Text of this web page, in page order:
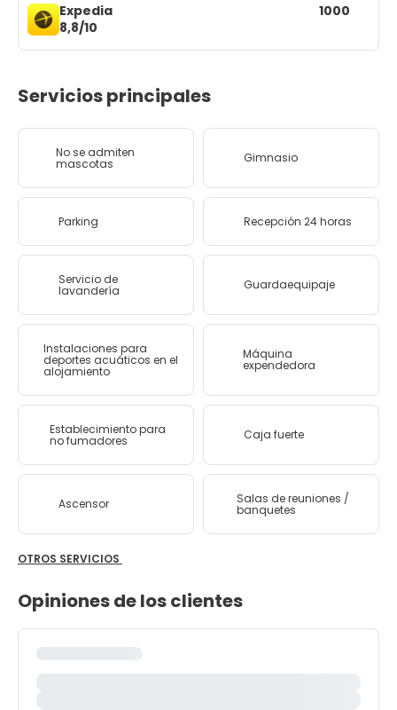
Expedia
8,8/10
1000
Servicios principales
No se admiten
mascotas Gimnasio
Parking Recepción 24 horas
Servicio de
lavandería Guardaequipaje
Instalaciones para
deportes acuáticos en el
alojamiento
Máquina
expendedora
Establecimiento para
no fumadores Caja fuerte
Ascensor Salas de reuniones /
banquetes
OTROS SERVICIOS
Opiniones de los clientes